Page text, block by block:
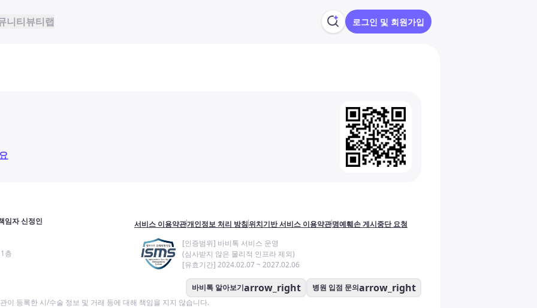
니티뷰티랩 로그인 및 회원가입
임자 신정인
층
서비스 이용약관개인정보 처리 방침위치기반 서비스 이용약관명예훼손 게시중단 요청
[인증범위] 바비톡 서비스 운영
(심사받지 않은 물리적 인프라 제외)
[유효기간] 2024.02.07 ~ 2027.02.06
바비톡 알아보기arrow_right 병원 입점 문의arrow_right
이 등록한 시/수술 정보 및 거래 등에 대해 책임을 지지 않습니다.